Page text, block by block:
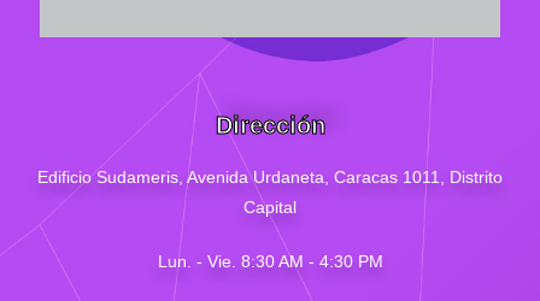
Dirección
Edificio Sudameris, Avenida Urdaneta, Caracas 1011, Distrito
Capital
Lun. - Vie. 8:30 AM - 4:30 PM